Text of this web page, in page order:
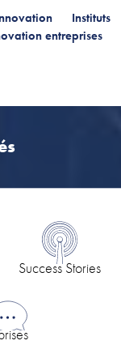
Instituts
entreprises
Success Stories